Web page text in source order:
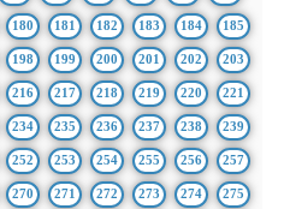
180 181 182 183 184 185
198 199 200 201 202 203
216 217 218 219 220 221
234 235 236 237 238 239
252 253 254 255 256 257
270 271 272 273 274 275